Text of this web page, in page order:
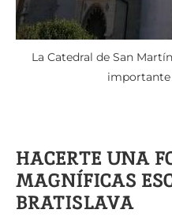
La Catedral de San
importante
HACERTE UNA
MAGNÍFICAS
BRATISLAVA